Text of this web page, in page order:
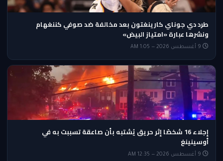
طرد دي جوناي كارينغتون بعد مخالفة ضد صوفي كننغهام
ونشرها عبارة «امتياز البيض»
إجلاء 16 شخصًا إثر حريق يُشتبه بأن صاعقة تسببت به في
أوسينينغ